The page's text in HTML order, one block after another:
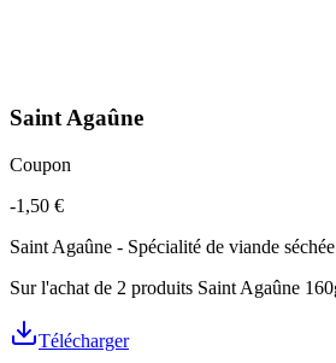
Saint Agaûne
Coupon
-1,50 €
Saint Agaûne - Spécialité de viande séchée
Sur l'achat de 2 produits Saint Agaûne
Télécharger